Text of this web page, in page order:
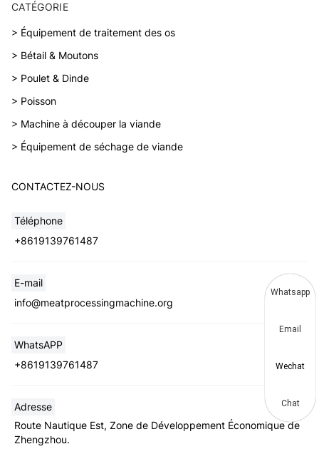
CATÉGORIE
> Équipement de traitement des os
> Bétail & Moutons
> Poulet & Dinde
> Poisson
> Machine à découper la viande
> Équipement de séchage de viande
CONTACTEZ-NOUS
Téléphone
+8619139761487
E-mail
info@meatprocessingmachine.org
WhatsAPP
+8619139761487
Adresse
Route Nautique Est, Zone de Développement Économique de
Zhengzhou.
Whatsapp
Email
Wechat
Chat